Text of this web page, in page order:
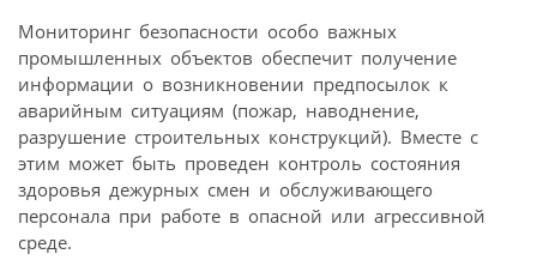
Мониторинг безопасности особо важных
промышленных объектов обеспечит получение
информации о возникновении предпосылок к
аварийным ситуациям (пожар, наводнение,
разрушение строительных конструкций). Вместе с
этим может быть проведен контроль состояния
здоровья дежурных смен и обслуживающего
персонала при работе в опасной или агрессивной
среде.